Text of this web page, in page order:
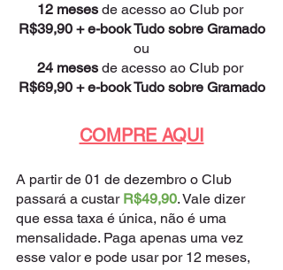
12 meses de acesso ao Club por
R$39,90 + e-book Tudo sobre Gramado
ou
24 meses de acesso ao Club por
R$69,90 + e-book Tudo sobre Gramado
COMPRE AQUI
A partir de 01 de dezembro o Club
passará a custar R$49,90. Vale dizer
que essa taxa é única, não é uma
mensalidade. Paga apenas uma vez
esse valor e pode usar por 12 meses,